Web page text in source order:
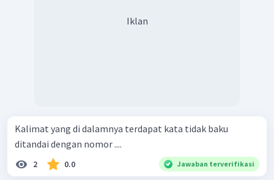
Iklan
Kalimat yang di dalamnya terdapat kata tidak baku
ditandai dengan nomor ....
2 0.0 Jawaban terverifikasi